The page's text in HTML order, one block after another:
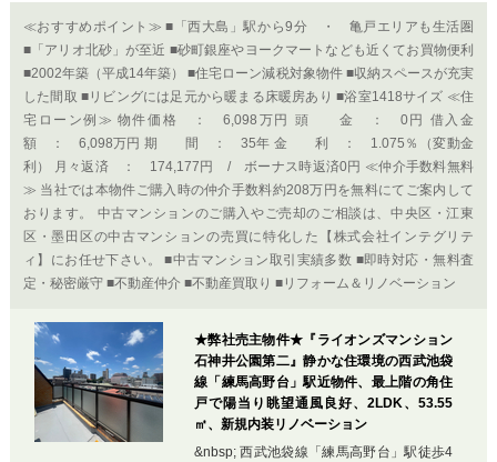
≪おすすめポイント≫ ■「西大島」駅から9分 ・ 亀戸エリアも生活圏
■「アリオ北砂」が至近 ■砂町銀座やヨークマートなども近くてお買物便利
■2002年築（平成14年築） ■住宅ローン減税対象物件 ■収納スペースが充実
した間取 ■リビングには足元から暖まる床暖房あり ■浴室1418サイズ ≪住
宅ローン例≫ 物件価格 ： 6,098万円 頭 金 ： 0円 借入金
額 ： 6,098万円 期 間 ： 35年 金 利 ： 1.075％（変動金
利） 月々返済 ： 174,177円 / ボーナス時返済0円 ≪仲介手数料無料
≫ 当社では本物件ご購入時の仲介手数料約208万円を無料にてご案内して
おります。 中古マンションのご購入やご売却のご相談は、中央区・江東
区・墨田区の中古マンションの売買に特化した【株式会社インテグリテ
ィ】にお任せ下さい。 ■中古マンション取引実績多数 ■即時対応・無料査
定・秘密厳守 ■不動産仲介 ■不動産買取り ■リフォーム＆リノベーション
★弊社売主物件★『ライオンズマンション
石神井公園第二』静かな住環境の西武池袋
線「練馬高野台」駅近物件、最上階の角住
戸で陽当り眺望通風良好、2LDK、53.55
㎡、新規内装リノベーション
&nbsp; 西武池袋線「練馬高野台」駅徒歩4